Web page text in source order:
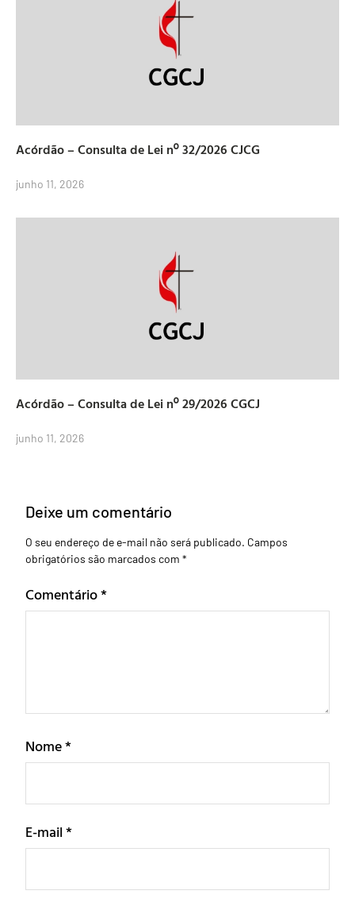
Acórdão – Consulta de Lei nº 32/2026 CJCG
junho 11, 2026
Acórdão – Consulta de Lei nº 29/2026 CGCJ
junho 11, 2026
Deixe um comentário
O seu endereço de e-mail não será publicado. Campos
obrigatórios são marcados com *
Comentário*
Nome*
E-mail*